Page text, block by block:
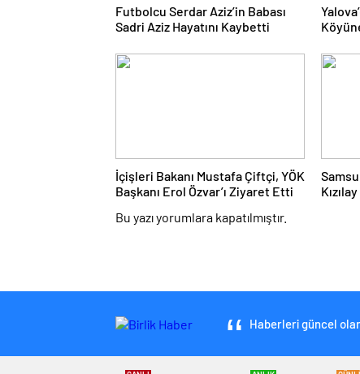
Futbolcu Serdar Aziz’in Babası
Sadri Aziz Hayatını Kaybetti
İçişleri Bakanı Mustafa Çiftçi, YÖK
Başkanı Erol Özvar’ı Ziyaret Etti
Bu yazı yorumlara kapatılmıştır.
Haberleri güncel